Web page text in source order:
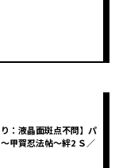
：液晶面斑点不問】パ
甲賀忍法帖～絆2 Ｓ／